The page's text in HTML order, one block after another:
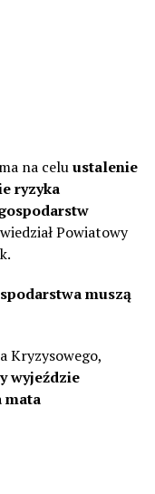
na celuustalenie
ryzyka
Powiatowy
muszą
Kryzysowego,
wyjeździe
mata